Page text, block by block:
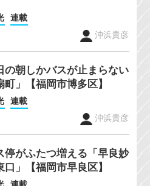
連載
沖浜貴彦
の朝しかバスが止まらない
町」【福岡市博多区】
連載
沖浜貴彦
停がふたつ増える「早良妙
口」【福岡市早良区】
連載